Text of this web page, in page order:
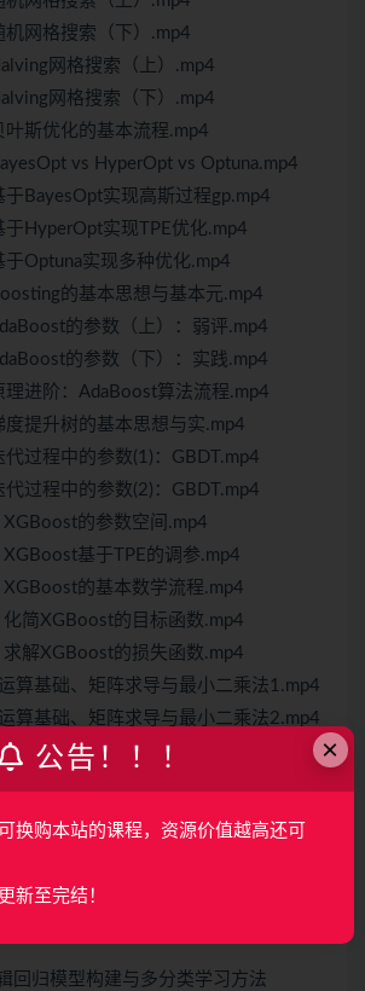
机网格搜索（下）.mp4
网格搜索（上）.mp4
网格搜索（下）.mp4
叶斯优化的基本流程.mp4
vs HyperOpt vs Optuna.mp4
于BayesOpt实现高斯过程gp.mp4
于HyperOpt实现TPE优化.mp4
于Optuna实现多种优化.mp4
的基本思想与基本元.mp4
的参数（上）：弱评.mp4
的参数（下）：实践.mp4
理进阶：AdaBoost算法流程.mp4
度提升树的基本思想与实.mp4
代过程中的参数(1)：GBDT.mp4
代过程中的参数(2)：GBDT.mp4
XGBoost的参数空间.mp4
XGBoost基于TPE的调参.mp4
XGBoost的基本数学流程.mp4
化简XGBoost的目标函数.mp4
求解XGBoost的损失函数.mp4
算基础、矩阵求导与最小二乘法1.mp4
算基础、矩阵求导与最小二乘法2.mp4
算基础、矩阵求导与最小二乘法3.mp4
相关姓基础理论.mp4
生成器与Python模块编写.mp4
回归手动实现与模型局限.mp4
回归模型构建与多分类学习方法
×
公告！！！
换购本站的课程，资源价值越高还可
新至完结！